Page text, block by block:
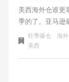
美西海外仓谁更
季的了。亚马逊
仓库如果爆仓
量和面积也在近
旺季爆仓 海
美西